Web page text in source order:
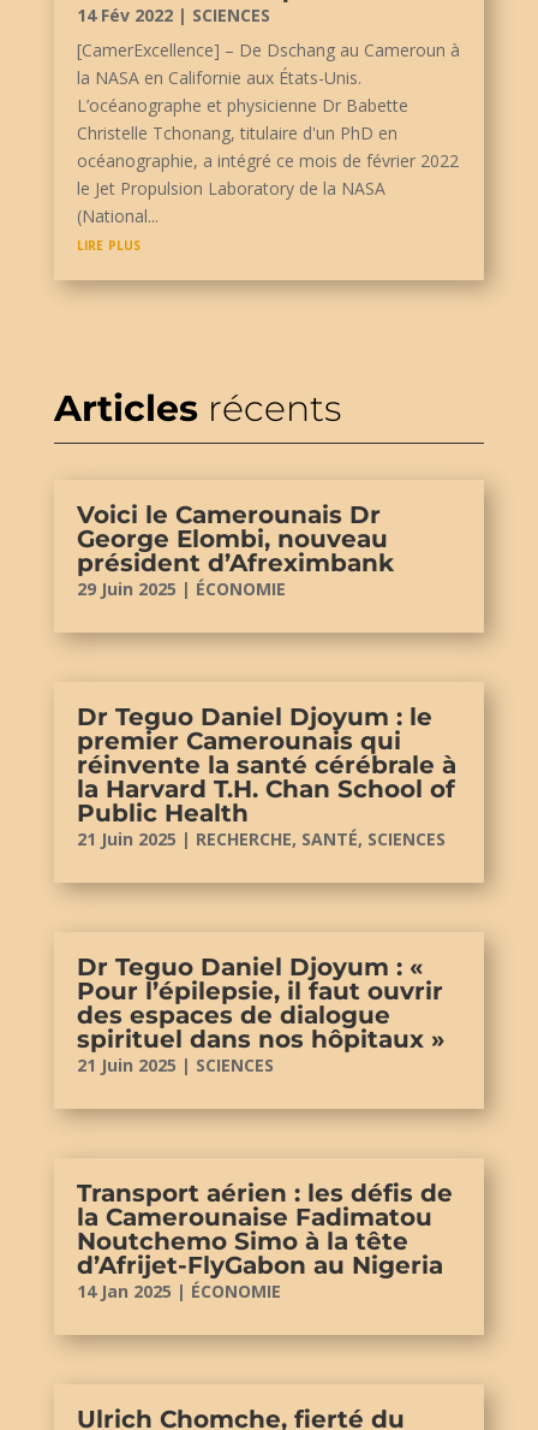
14 Fév 2022| SCIENCES
[CamerExcellence] – De Dschang au Cameroun à
la NASA en Californie aux États-Unis.
L’océanographe et physicienne Dr Babette
Christelle Tchonang, titulaire d'un PhD en
océanographie, a intégré ce mois de février 2022
le Jet Propulsion Laboratory de la NASA
(National...
lire plus
Articlesrécents
Voici le Camerounais Dr
George Elombi, nouveau
président d’Afreximbank
29 Juin 2025 | ÉCONOMIE
Dr Teguo Daniel Djoyum : le
premier Camerounais qui
réinvente la santé cérébrale à
la Harvard T.H. Chan School of
Public Health
21 Juin 2025 | RECHERCHE, SANTÉ, SCIENCES
Dr Teguo Daniel Djoyum : «
Pour l’épilepsie, il faut ouvrir
des espaces de dialogue
spirituel dans nos hôpitaux »
21 Juin 2025 | SCIENCES
Transport aérien : les défis de
la Camerounaise Fadimatou
Noutchemo Simo à la tête
d’Afrijet-FlyGabon au Nigeria
14 Jan 2025 | ÉCONOMIE
Ulrich Chomche, fierté du